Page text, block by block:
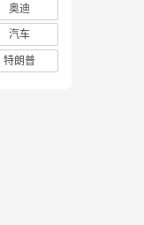
奥迪
汽车
特朗普